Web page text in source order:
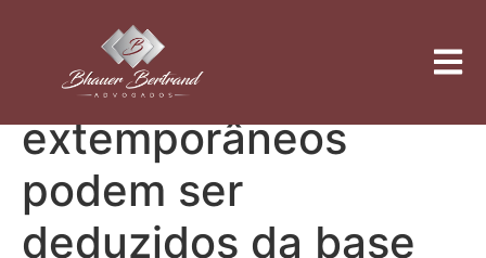
Juros sobre capital
próprio
extemporâneos
podem ser
deduzidos da base